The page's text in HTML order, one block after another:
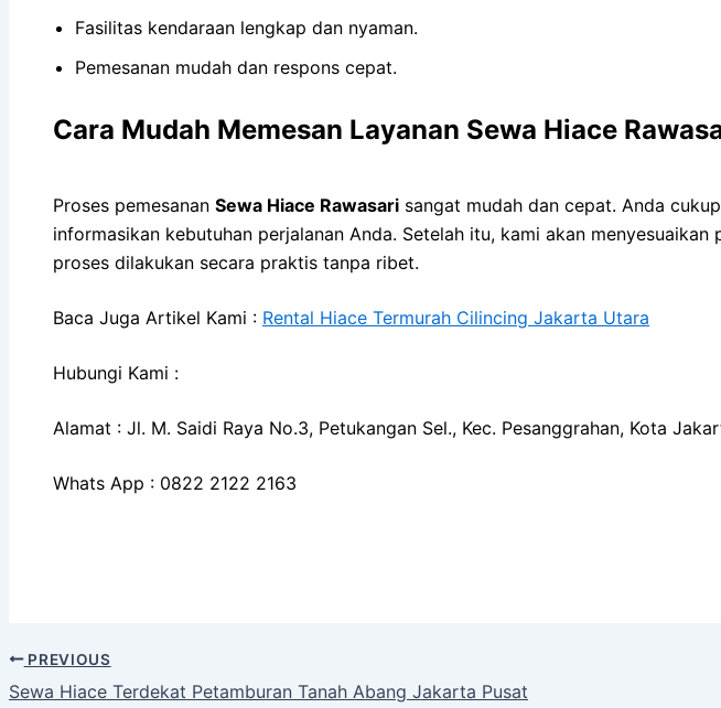
Fasilitas kendaraan lengkap dan nyaman.
Pemesanan mudah dan respons cepat.
Cara Mudah Memesan Layanan Sewa Hiace
Proses pemesanan Sewa Hiace Rawasari sangat mudah dan cepat. Anda
informasikan kebutuhan perjalanan Anda. Setelah itu, kami akan
proses dilakukan secara praktis tanpa ribet.
Baca Juga Artikel Kami : Rental Hiace Termurah Cilincing Jakarta Utara
Hubungi Kami :
Alamat : Jl. M. Saidi Raya No.3, Petukangan Sel., Kec. Pesanggrahan, Kota
Whats App : 0822 2122 2163
PREVIOUS
Sewa Hiace Terdekat Petamburan Tanah Abang Jakarta Pusat